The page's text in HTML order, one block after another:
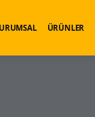
ÜRÜNLER